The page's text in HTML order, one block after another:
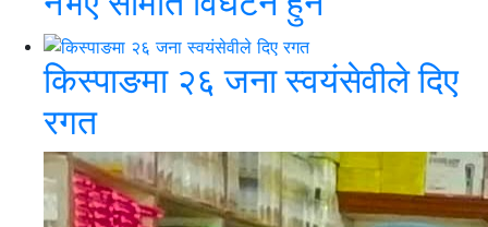
किस्पाङमा २६ जना स्वयंसेवीले दिए
रगत